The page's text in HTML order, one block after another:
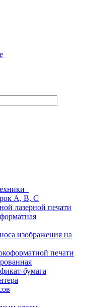
А, В, С
лазерной печати
изображения на
печати
бумага